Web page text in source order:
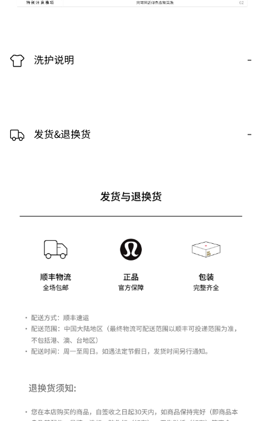
洗护说明 -
发货&退换货 -